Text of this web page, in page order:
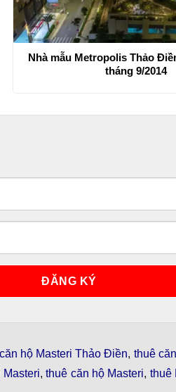
Nhà mẫu Metropolis Thảo
tháng 9/2014
hộ Masteri Thảo Điền, thuê
Masteri,thuê căn hộ Masteri, thuê